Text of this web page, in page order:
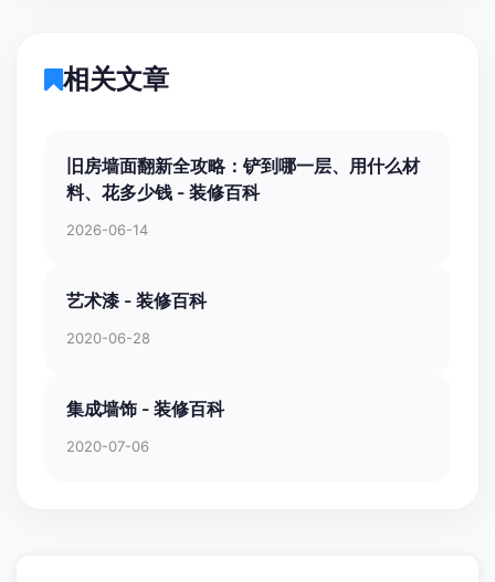
相关文章
旧房墙面翻新全攻略：铲到哪一层、用什么材
料、花多少钱 - 装修百科
2026-06-14
艺术漆 - 装修百科
2020-06-28
集成墙饰 - 装修百科
2020-07-06